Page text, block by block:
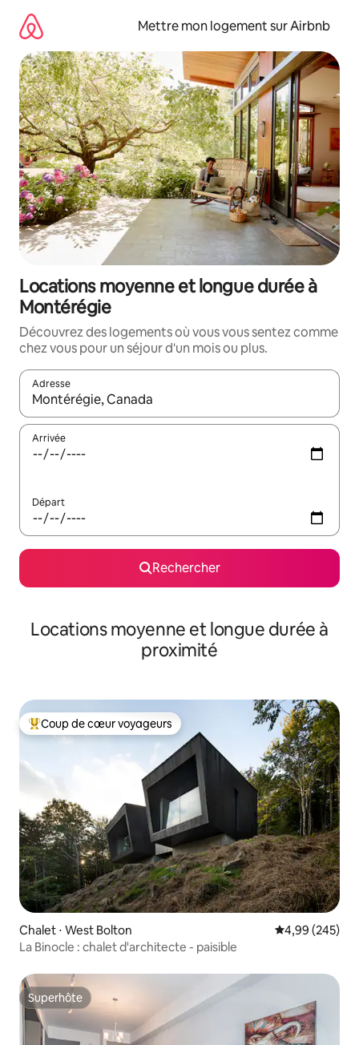
directement
contenu
Mettre mon logement sur Airbnb
Locations moyenne et longue durée à
Montérégie
Découvrez des logements où vous vous sentez comme
chez vous pour un séjour d'un mois ou plus.
Adresse
Lorsque les résultats s'affichent, utilisez les flèches vers le
Arrivée
Départ
Rechercher
Locations moyenne et longue durée à
proximité
Coups de cœur voyageurs les plus appréciés
Coup de cœur voyageurs
Chalet ⋅ West Bolton Évaluation
4,99 (245)
La Binocle : chalet d'architecte - paisible
Superhôte
Superhôte